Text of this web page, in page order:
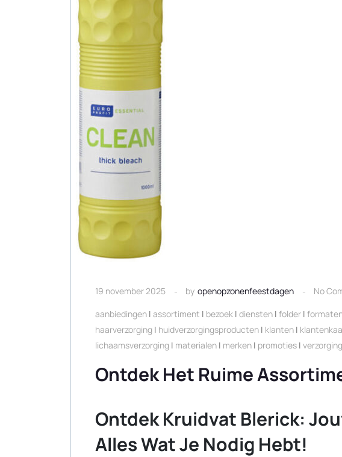
19 november 2025 by openopzonenfeestdagen No
aanbiedingen | assortiment | bezoek | diensten | folder |
haarverzorging | huidverzorgingsproducten | klanten |
lichaamsverzorging | materialen | merken | promoties |
Ontdek Het Ruime
Ontdek Kruidvat Blerick:
Alles Wat Je Nodig Hebt!